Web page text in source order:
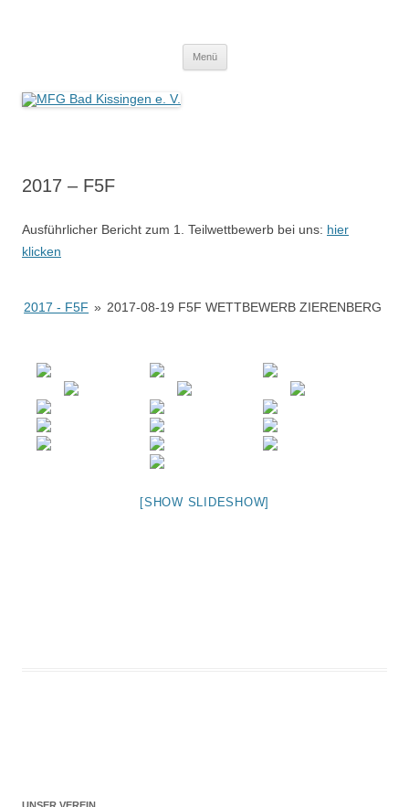
Hobby.
Menü
2017 – F5F
Ausführlicher Bericht zum 1. Teilwettbewerb bei uns: hier
klicken
2017 - F5F » 2017-08-19 F5F WETTBEWERB ZIERENBERG
[SHOW SLIDESHOW]